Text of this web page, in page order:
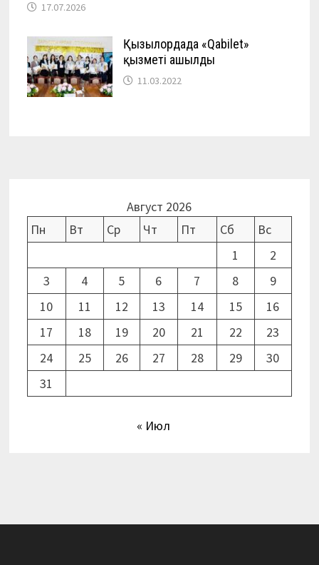
17.07.2026
Қызылордада «Qabilet»
қызметі ашылды
11.03.2022
Август 2026
Пн
Вт Ср Чт Пт Сб
Вс
1
2
3
4 5 6 7 8
9
10
11 12 13 14 15
16
17
18 19 20 21 22
23
24
25 26 27 28 29
30
31
« Июл